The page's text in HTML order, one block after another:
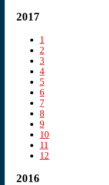
2017
1
2
3
4
5
6
7
8
9
10
11
12
2016